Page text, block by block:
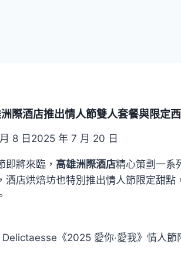
際酒店推出情人節雙人套餐與限定
8 日2025 年 7 月 20 日
即將來臨， 高雄洲際酒店精心策劃一系
酒店烘焙坊也特別推出情人節限定甜
《2025 愛你‧愛我》情人節